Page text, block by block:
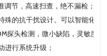
节，高速扫查，绝不漏检；
殊的抗干扰设计。可以智能化抑
探头检测，微小缺陷，灵敏度
进行系统升级；